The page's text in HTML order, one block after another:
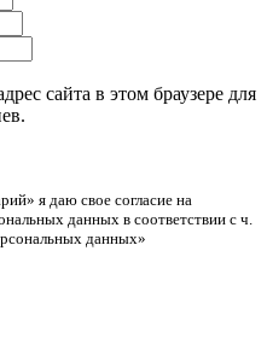
сайта в этом браузере для
я даю свое согласие на
данных в соответствии с ч.
данных»